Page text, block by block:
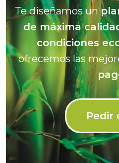
Te diseñamos un
de máxima
condiciones
ofrecemos las
Pedir